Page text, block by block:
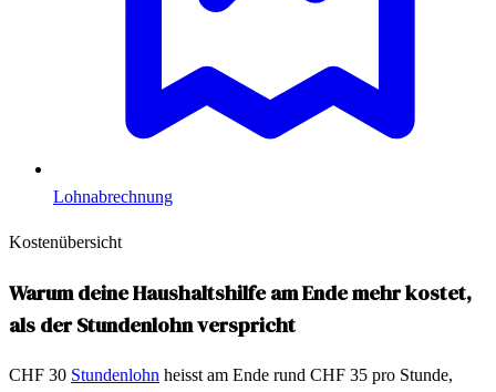
Lohnabrechnung
Kostenübersicht
Warum deine Haushaltshilfe am Ende mehr kostet,
als der Stundenlohn verspricht
CHF 30 Stundenlohn heisst am Ende rund CHF 35 pro Stunde,